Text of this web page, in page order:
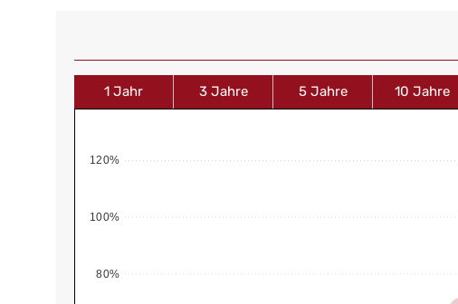
1 Jahr 3 Jahre 5 Jahre 10 Jahre
80%
100%
120%